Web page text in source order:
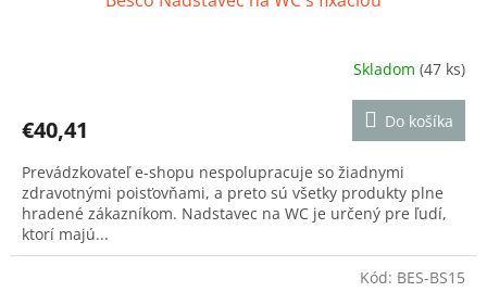
je
z
5
hviezdičiek.
Skladom(47 ks)
€40,41 Do košíka
Prevádzkovateľ e-shopu nespolupracuje so žiadnymi
zdravotnými poisťovňami, a preto sú všetky produkty plne
hradené zákazníkom. Nadstavec na WC je určený pre ľudí,
ktorí majú...
Kód: BES-BS15